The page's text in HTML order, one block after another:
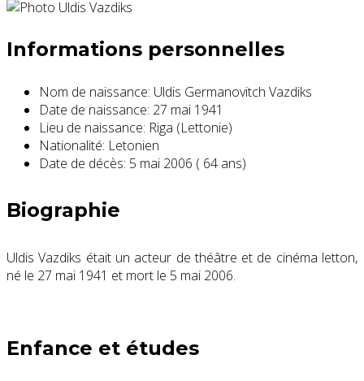
Informations personnelles
Nom de naissance: Uldis Germanovitch Vazdiks
Date de naissance: 27 mai 1941
Lieu de naissance: Riga (Lettonie)
Nationalité: Letonien
Date de décès: 5 mai 2006 ( 64 ans)
Biographie
Uldis Vazdiks était un acteur de théâtre et de cinéma letton,
né le 27 mai 1941 et mort le 5 mai 2006.
Enfance et études